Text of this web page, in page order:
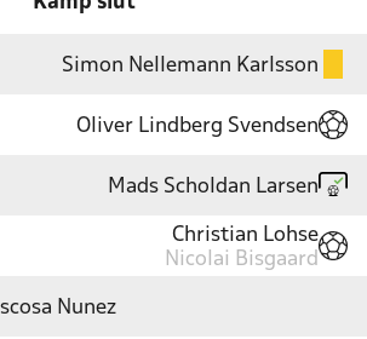
Simon Nellemann Karlsson
Oliver Lindberg Svendsen
Mads Scholdan Larsen
Christian Lohse
Nicolai Bisgaard
Nunez